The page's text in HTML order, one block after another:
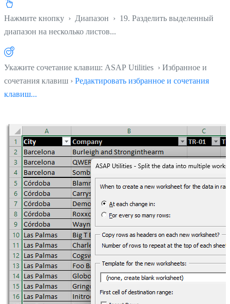
Нажмите кнопку › Диапазон › 19. Разделить выделенный
диапазон на несколько листов...
Укажите сочетание клавиш: ASAP Utilities › Избранное и
сочетания клавиш › Редактировать избранное и сочетания
клавиш...